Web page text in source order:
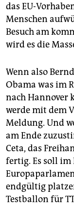
das EU-
Menschen
Besuch am
wird es die
Wenn also
Obama was im
nach Hannover
werde mit dem
Meldung. Und
am Ende
Ceta, das
fertig. Es soll im
endgültig
Testballon für